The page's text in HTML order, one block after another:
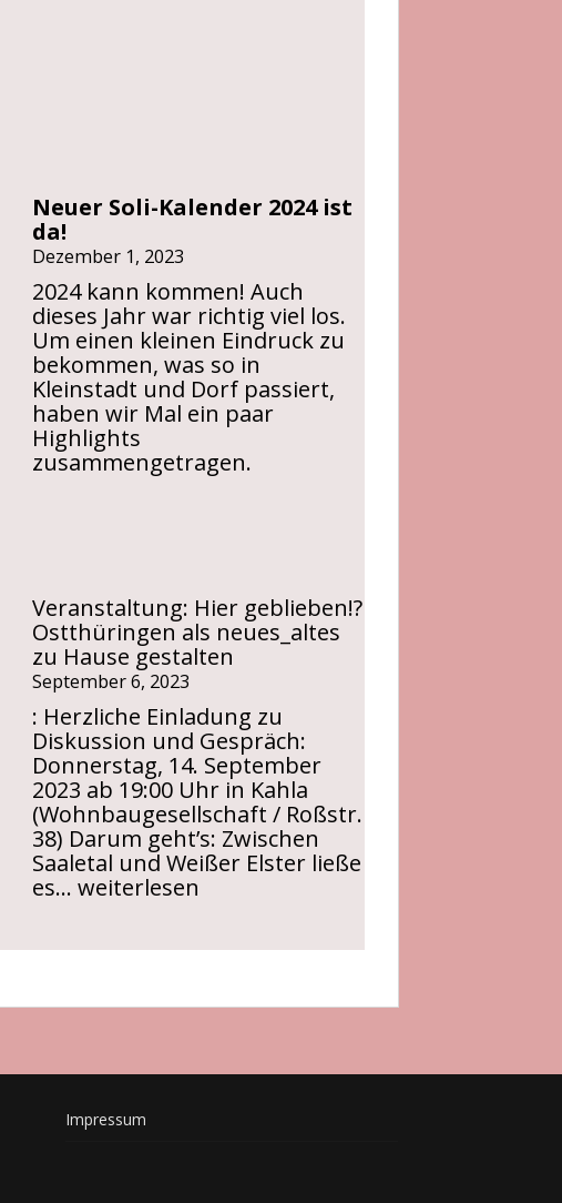
Neuer Soli-Kalender 2024 ist
da!
Dezember 1, 2023
2024 kann kommen! Auch
dieses Jahr war richtig viel los.
Um einen kleinen Eindruck zu
bekommen, was so in
Kleinstadt und Dorf passiert,
haben wir Mal ein paar
Highlights
zusammengetragen.
Veranstaltung: Hier geblieben!?
Ostthüringen als neues_altes
zu Hause gestalten
September 6, 2023
: Herzliche Einladung zu
Diskussion und Gespräch:
Donnerstag, 14. September
2023 ab 19:00 Uhr in Kahla
(Wohnbaugesellschaft / Roßstr.
38) Darum geht’s: Zwischen
Saaletal und Weißer Elster ließe
es… Veranstaltung:
Ostthüringen
neues_altes
gestalten
weiterlesen
Impressum